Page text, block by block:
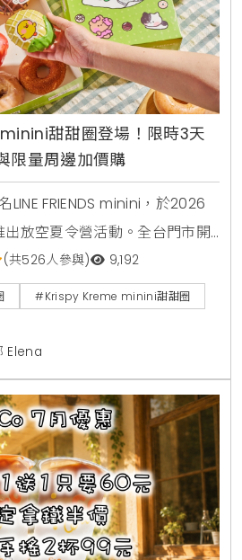
甜甜圈登場！限時3天
限量周邊加價購
FRIENDS minini，於2026
放空夏令營活動。全台門市開
草莓甜心、玉米拿鐵、焦糖牛
出加價購貼紙包、迷你提袋與
月18日期間更祭出LINE好友憑券
甜甜圈盒的買一送一限時優
(共526人參與) 9,192
#Krispy Kreme minini甜甜圈
Elena